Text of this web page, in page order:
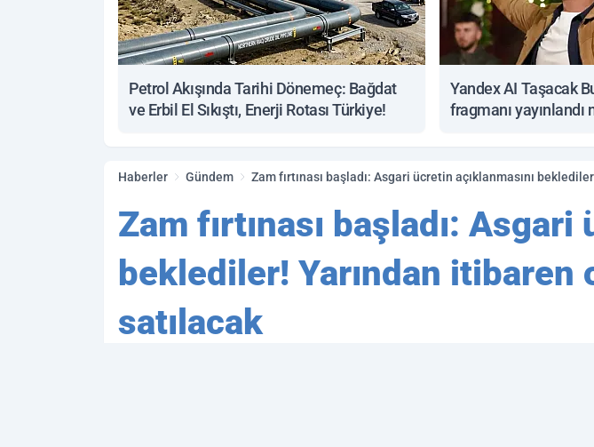
Petrol Akışında Tarihi Dönemeç: Bağdat
ve Erbil El Sıkıştı, Enerji Rotası Türkiye!
Yandex AI Taşacak
fragmanı yayınlandı
Haberler Gündem Zam fırtınası başladı: Asgari ücretin açıklanmasını
Zam fırtınası başladı: Asgari
beklediler! Yarından itibaren
satılacak